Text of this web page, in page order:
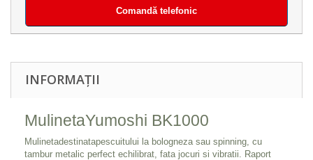
Comandă telefonic
INFORMAȚII
MulinetaYumoshi BK1000
Mulinetadestinatapescuitului la bologneza sau spinning, cu
tambur metalic perfect echilibrat, fata jocuri si vibratii. Raport